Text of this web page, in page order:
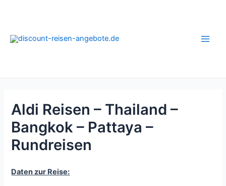
Aldi Reisen – Thailand –
Bangkok – Pattaya –
Rundreisen
Daten zur Reise: